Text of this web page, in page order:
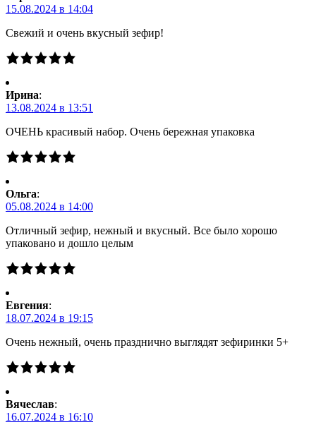
15.08.2024 в 14:04
Свежий и очень вкусный зефир!
Ирина:
13.08.2024 в 13:51
ОЧЕНЬ красивый набор. Очень бережная упаковка
Ольга:
05.08.2024 в 14:00
Отличный зефир, нежный и вкусный. Все было хорошо
упаковано и дошло целым
Евгения:
18.07.2024 в 19:15
Очень нежный, очень празднично выглядят зефиринки 5+
Вячеслав:
16.07.2024 в 16:10